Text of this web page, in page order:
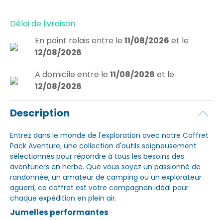
Délai de livraison :
En point relais entre le 11/08/2026 et le
12/08/2026
A domicile entre le 11/08/2026 et le
12/08/2026
Description
Entrez dans le monde de l'exploration avec notre Coffret
Pack Aventure, une collection d'outils soigneusement
sélectionnés pour répondre à tous les besoins des
aventuriers en herbe. Que vous soyez un passionné de
randonnée, un amateur de camping ou un explorateur
aguerri, ce coffret est votre compagnon idéal pour
chaque expédition en plein air.
Jumelles performantes